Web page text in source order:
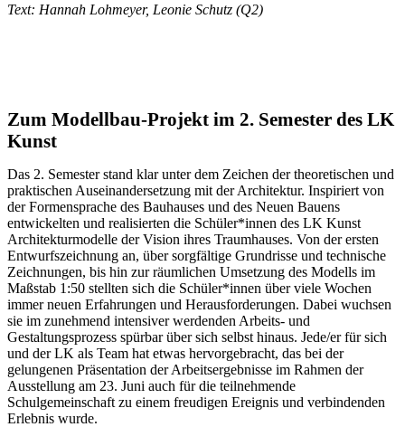
Text: Hannah Lohmeyer, Leonie Schutz (Q2)
Zum Modellbau-Projekt im 2. Semester des LK
Kunst
Das 2. Semester stand klar unter dem Zeichen der theoretischen und
praktischen Auseinandersetzung mit der Architektur. Inspiriert von
der Formensprache des Bauhauses und des Neuen Bauens
entwickelten und realisierten die Schüler*innen des LK Kunst
Architekturmodelle der Vision ihres Traumhauses. Von der ersten
Entwurfszeichnung an, über sorgfältige Grundrisse und technische
Zeichnungen, bis hin zur räumlichen Umsetzung des Modells im
Maßstab 1:50 stellten sich die Schüler*innen über viele Wochen
immer neuen Erfahrungen und Herausforderungen. Dabei wuchsen
sie im zunehmend intensiver werdenden Arbeits- und
Gestaltungsprozess spürbar über sich selbst hinaus. Jede/er für sich
und der LK als Team hat etwas hervorgebracht, das bei der
gelungenen Präsentation der Arbeitsergebnisse im Rahmen der
Ausstellung am 23. Juni auch für die teilnehmende
Schulgemeinschaft zu einem freudigen Ereignis und verbindenden
Erlebnis wurde.